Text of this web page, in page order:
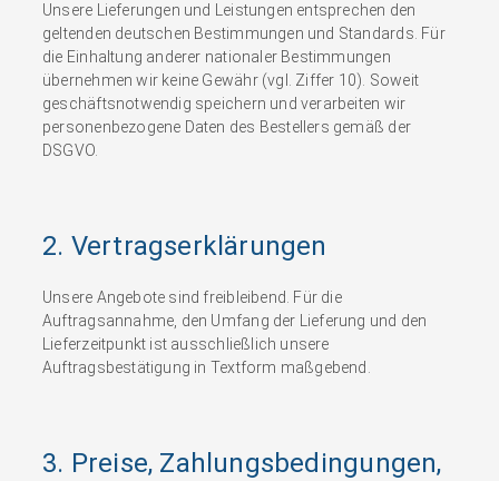
Unsere Lieferungen und Leistungen entsprechen den
geltenden deutschen Bestimmungen und Standards. Für
die Einhaltung anderer nationaler Bestimmungen
übernehmen wir keine Gewähr (vgl. Ziffer 10). Soweit
geschäftsnotwendig speichern und verarbeiten wir
personenbezogene Daten des Bestellers gemäß der
DSGVO.
2. Vertragserklärungen
Unsere Angebote sind freibleibend. Für die
Auftragsannahme, den Umfang der Lieferung und den
Lieferzeitpunkt ist ausschließlich unsere
Auftragsbestätigung in Textform maßgebend.
3. Preise, Zahlungsbedingungen,